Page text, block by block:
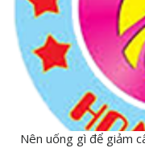
Nên uống gì để giảm